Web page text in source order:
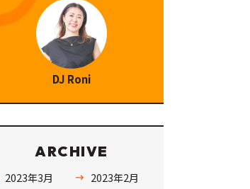
DJ Roni
ARCHIVE
2023年3月
2023年2月